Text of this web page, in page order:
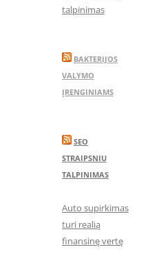
talpinimas
BAKTERIJOS
VALYMO
ĮRENGINIAMS
SEO
STRAIPSNIU
TALPINIMAS
Auto supirkimas
turi realią
finansinę vertę